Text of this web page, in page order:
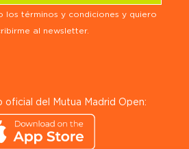
los términos y condiciones y quiero
al newsletter.
oficial del Mutua Madrid Open: